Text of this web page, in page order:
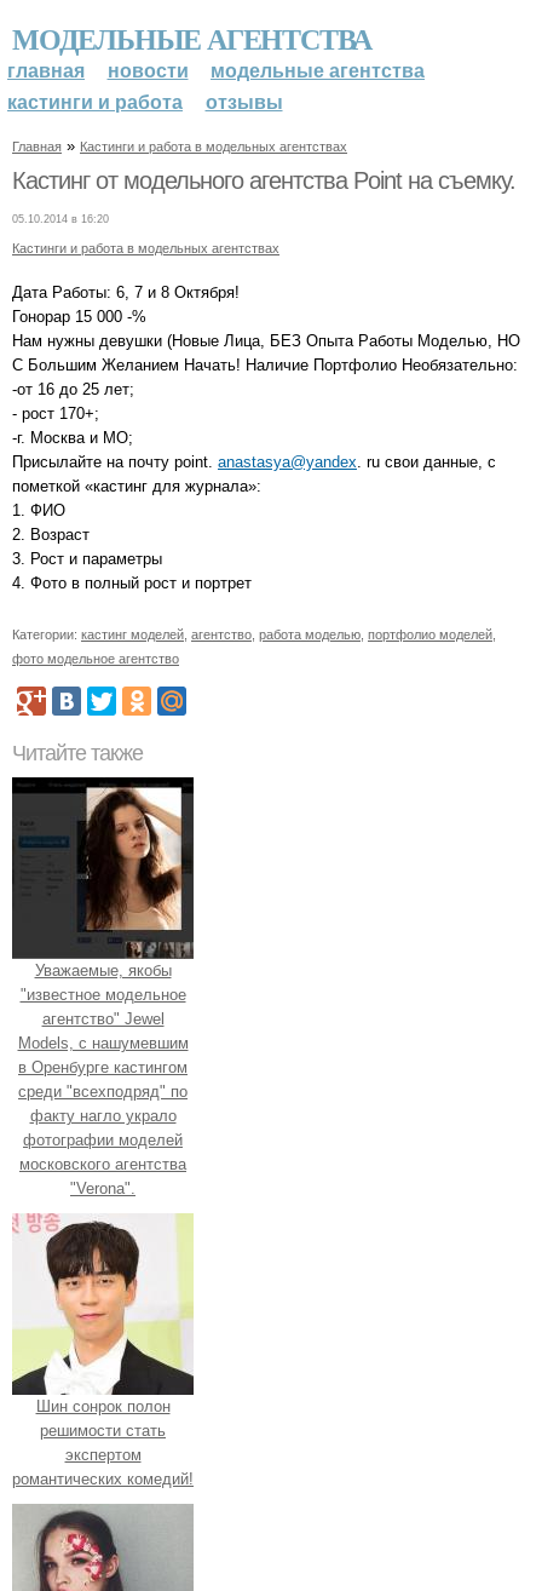
МОДЕЛЬНЫЕ АГЕНТСТВА
главная новости
модельные агентства
кастинги и работа
отзывы
Главная » Кастинги и работа в модельных агентствах
Кастинг от модельного агентства Point на съемку.
05.10.2014 в 16:20
Кастинги и работа в модельных агентствах
Дата Работы: 6, 7 и 8 Октября!
Гонорар 15 000 -%
Нам нужны девушки (Новые Лица, БЕЗ Опыта Работы Моделью, НО
С Большим Желанием Начать! Наличие Портфолио Необязательно:
-от 16 до 25 лет;
- рост 170+;
-г. Москва и МО;
Присылайте на почту point. anastasya@yandex . ru свои данные, с
пометкой «кастинг для журнала»:
1. ФИО
2. Возраст
3. Рост и параметры
4. Фото в полный рост и портрет
Категории: кастинг моделей агентство работа моделью портфолио моделей
фото модельное агентство
Читайте также
Уважаемые, якобы
"известное модельное
агентство" Jewel
Models, с нашумевшим
в Оренбурге кастингом
среди "всехподряд" по
факту нагло украло
фотографии моделей
московского агентства
"Verona".
Шин сонрок полон
решимости стать
экспертом
романтических комедий!